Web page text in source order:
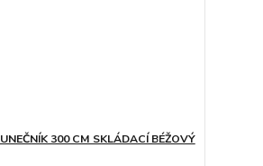
300 CM SKLÁDACÍ BÉŽOVÝ